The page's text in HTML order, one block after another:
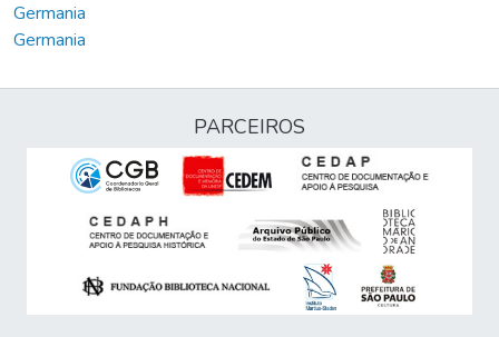
Germania
Germania
PARCEIROS